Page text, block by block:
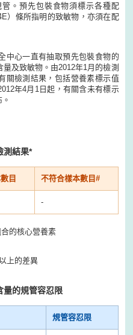
。預先包裝食物須標示各種配
）條所指明的致敏物，亦須在配
中心一直有抽取預先包裝食物的
及致敏物。由2012年1月的檢測
關檢測結果，包括營養素標示值
年4月1日起，有關含未有標示
測結果*
目 不符合樣本數目#
-
的核心營養素
上的差異
量的規管容忍限
規管容忍限